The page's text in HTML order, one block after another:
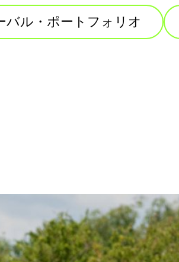
ル・ポートフォリオ